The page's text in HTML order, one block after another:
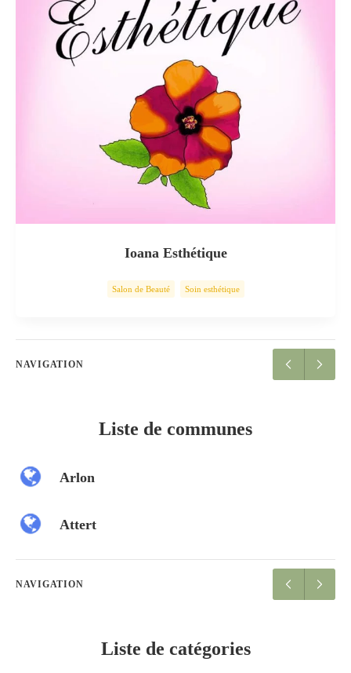
Ioana Esthétique
Salon de Beauté Soin esthétique
NAVIGATION
Liste de communes
Arlon
Attert
NAVIGATION
Liste de catégories